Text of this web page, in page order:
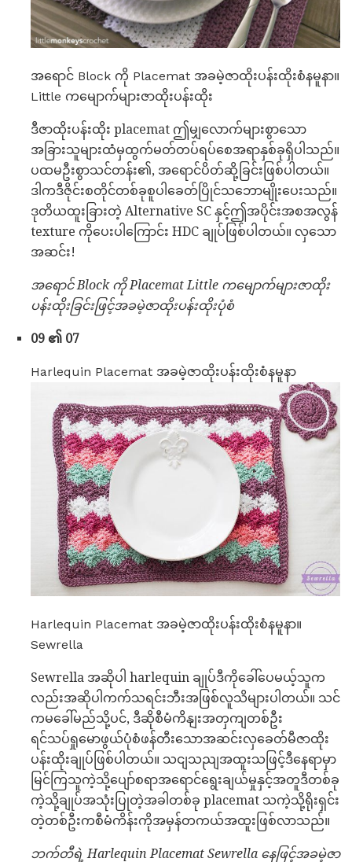
အရောင် Block ကို Placemat အခမဲ့ဇာထိုးပန်းထိုးစံနမူနာ။
Little ကမျောက်များဇာထိုးပန်းထိုး
ဒီဇာထိုးပန်းထိုး placemat ဤမျှလောက်များစွာသော
အခြားသူများထံမှထွက်မတ်တပ်ရပ်စေအရာနှစ်ခုရှိပါသည်။
ပထမဦးစွာသင်တန်း၏, အရောင်ပိတ်ဆို့ခြင်းဖြစ်ပါတယ်။
ဒါကဒီဇိုင်းစတိုင်တစ်ခုစူပါခေတ်ပြိုင်သဘောမျိုးပေးသည်။
ဒုတိယထူးခြားတဲ့ Alternative SC နှင့်ဤအပိုင်းအစအလွန်
texture ကိုပေးပါကြောင်း HDC ချုပ်ဖြစ်ပါတယ်။ လှသော
အဆင်း!
အရောင် Block ကို Placemat Little ကမျောက်များဇာထိုး
ပန်းထိုးခြင်းဖြင့်အခမဲ့ဇာထိုးပန်းထိုးပုံစံ
09 ၏ 07
Harlequin Placemat အခမဲ့ဇာထိုးပန်းထိုးစံနမူနာ
Harlequin Placemat အခမဲ့ဇာထိုးပန်းထိုးစံနမူနာ။
Sewrella
Sewrella အဆိုပါ harlequin ချုပ်ဒီကိုခေါ်ပေမယ့်သူက
လည်းအဆိုပါကက်သရင်းဘီးအဖြစ်လူသိများပါတယ်။ သင်
ကမခေါ်မည်သို့ပင်, ဒီဆိုစီမံကိနျးအတှကျတစ်ဦး
ရင်သပ်ရှုမောဖွယ်ပုံစံဖန်တီးသောအဆင်းလှခေတ်မီဇာထိုး
ပန်းထိုးချုပ်ဖြစ်ပါတယ်။ သငျသညျအထူးသဖြင့်ဒီနေရာမှာ
မြင်ကြသူကဲ့သို့ပျော်စရာအရောင်ရွေးချယ်မှုနှင့်အတူဒီတစ်ခု
ကဲ့သို့ချုပ်အသုံးပြုတဲ့အခါတစ်ခု placemat သကဲ့သို့ရိုးရှင်း
တဲ့တစ်ဦးကစီမံကိန်းကိုအမှန်တကယ်အထူးဖြစ်လာသည်။
ဘက်တီရဲ့ Harlequin Placemat Sewrella နေဖြင့်အခမဲ့ဇာ